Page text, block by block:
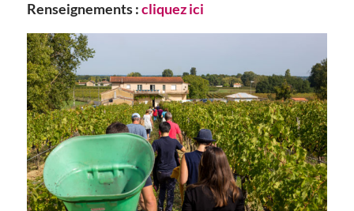
Renseignements :cliquez ici